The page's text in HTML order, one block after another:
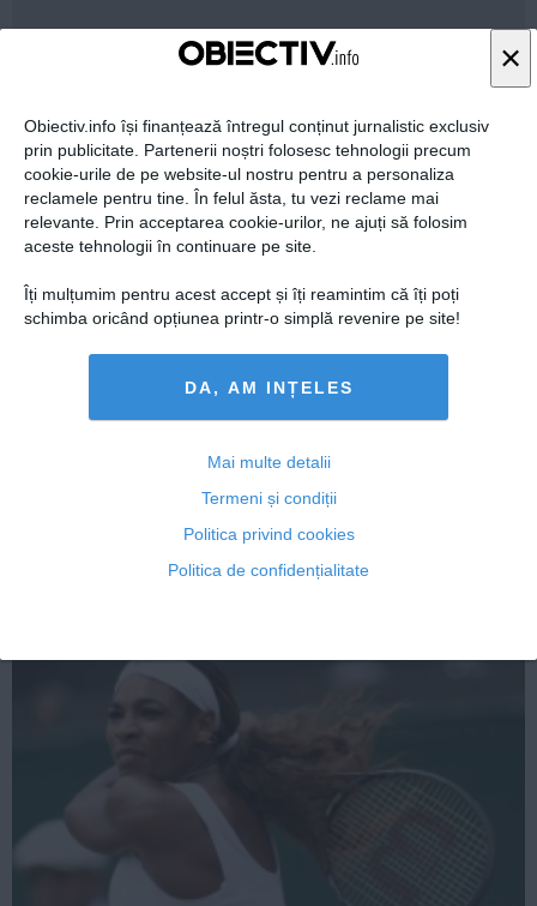
×
Obiectiv.info își finanțează întregul conținut jurnalistic exclusiv
prin publicitate. Partenerii noștri folosesc tehnologii precum
cookie-urile de pe website-ul nostru pentru a personaliza
reclamele pentru tine. În felul ăsta, tu vezi reclame mai
relevante. Prin acceptarea cookie-urilor, ne ajuți să folosim
aceste tehnologii în continuare pe site.
Îți mulțumim pentru acest accept și îți reamintim că îți poți
schimba oricând opțiunea printr-o simplă revenire pe site!
DA, AM INȚELES
Mai multe detalii
Termeni și condiții
Politica privind cookies
Politica de confidențialitate
Irina-Camelia Begu, eliminată în sferturi de finală la